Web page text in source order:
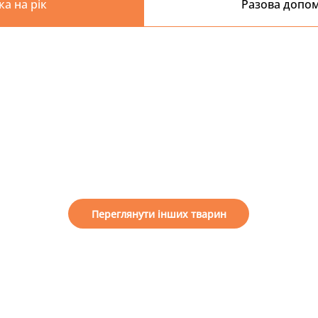
на рік Разова
Переглянути інших тварин